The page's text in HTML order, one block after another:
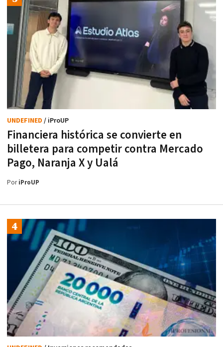
Financiera histórica se convierte en
billetera para competir contra Mercado
Pago, Naranja X y Ualá
UNDEFINED / iProUP
PoriProUP